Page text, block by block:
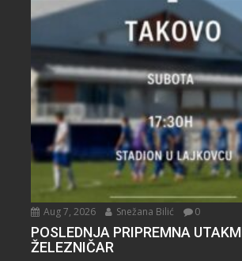
Aug 7, 2026 Snežana Bilić 0
POSLEDNJA PRIPREMNA
ŽELEZNIČAR